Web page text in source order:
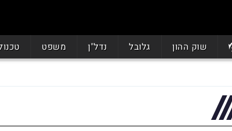
שוק ההון גלובל נדל"ן משפט